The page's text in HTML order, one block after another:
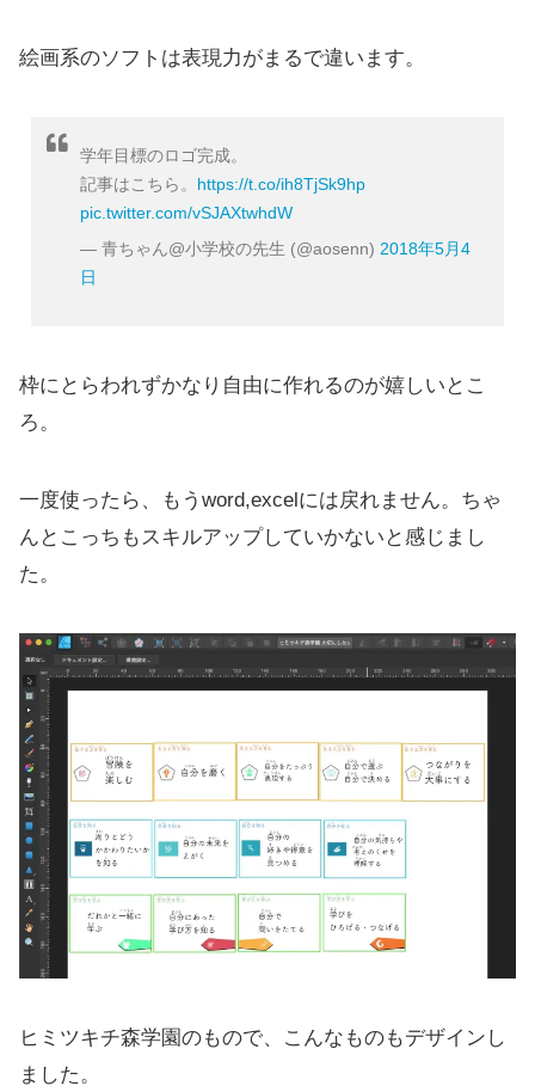
絵画系のソフトは表現力がまるで違います。
学年目標のロゴ完成。
記事はこちら。 https://t.co/ih8TjSk9hp
pic.twitter.com/vSJAXtwhdW
— 青ちゃん@小学校の先生 (@aosenn) 2018年5月4
日
枠にとらわれずかなり自由に作れるのが嬉しいとこ
ろ。
一度使ったら、もうword,excelには戻れません。ちゃ
んとこっちもスキルアップしていかないと感じまし
た。
ヒミツキチ森学園のもので、こんなものもデザインし
ました。